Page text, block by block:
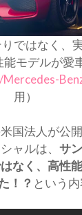
ではなく、
モデルが愛
用）
国法人が公
ャルは、 サ
なく、高性
！？ という内